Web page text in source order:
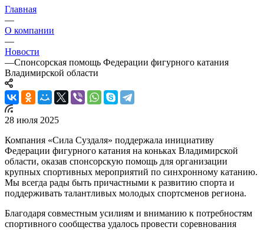
Главная
—
О компании
—
Новости
—Спонсорская помощь Федерации фигурного катания
Владимирской области
28 июля 2025
Компания «Сила Суздаля» поддержала инициативу
Федерации фигурного катания на коньках Владимирской
области, оказав спонсорскую помощь для организации
крупных спортивных мероприятий по синхронному катанию.
Мы всегда рады быть причастными к развитию спорта и
поддерживать талантливых молодых спортсменов региона.
Благодаря совместным усилиям и вниманию к потребностям
спортивного сообщества удалось провести соревнования